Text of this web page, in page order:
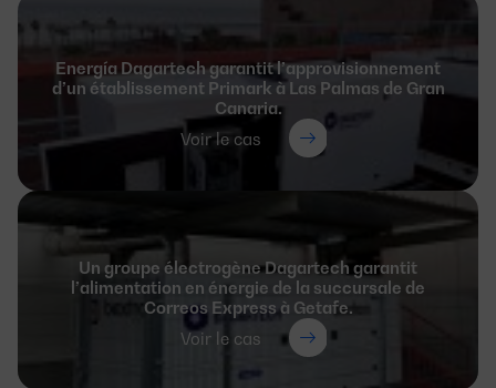
Energía Dagartech garantit l’approvisionnement
d’un établissement Primark à Las Palmas de Gran
Canaria.
Voir le cas
Un groupe électrogène Dagartech garantit
l’alimentation en énergie de la succursale de
Correos Express à Getafe.
Voir le cas